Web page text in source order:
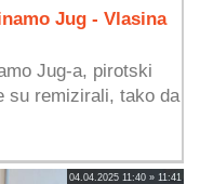
Jug - Vlasina
Jug-a, pirotski
su remizirali, tako da
04.04.2025 11:40 » 11:41